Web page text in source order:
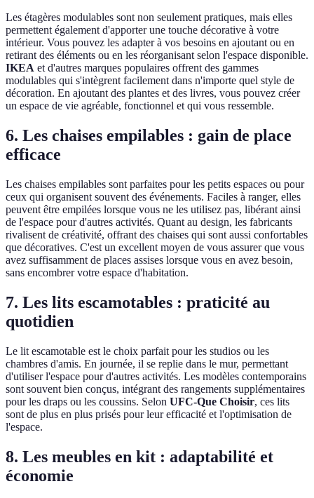
Les étagères modulables sont non seulement pratiques, mais elles
permettent également d'apporter une touche décorative à votre
intérieur. Vous pouvez les adapter à vos besoins en ajoutant ou en
retirant des éléments ou en les réorganisant selon l'espace disponible.
IKEA et d'autres marques populaires offrent des gammes
modulables qui s'intègrent facilement dans n'importe quel style de
décoration. En ajoutant des plantes et des livres, vous pouvez créer
un espace de vie agréable, fonctionnel et qui vous ressemble.
6. Les chaises empilables : gain de place
efficace
Les chaises empilables sont parfaites pour les petits espaces ou pour
ceux qui organisent souvent des événements. Faciles à ranger, elles
peuvent être empilées lorsque vous ne les utilisez pas, libérant ainsi
de l'espace pour d'autres activités. Quant au design, les fabricants
rivalisent de créativité, offrant des chaises qui sont aussi confortables
que décoratives. C'est un excellent moyen de vous assurer que vous
avez suffisamment de places assises lorsque vous en avez besoin,
sans encombrer votre espace d'habitation.
7. Les lits escamotables : praticité au
quotidien
Le lit escamotable est le choix parfait pour les studios ou les
chambres d'amis. En journée, il se replie dans le mur, permettant
d'utiliser l'espace pour d'autres activités. Les modèles contemporains
sont souvent bien conçus, intégrant des rangements supplémentaires
pour les draps ou les coussins. Selon UFC-Que Choisir, ces lits
sont de plus en plus prisés pour leur efficacité et l'optimisation de
l'espace.
8. Les meubles en kit : adaptabilité et
économie